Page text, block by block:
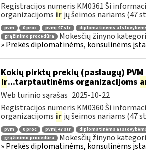
Registracijos numeris KM0361 Ši
organizacijoms ir jų šeimos nariams (47
pvm 0 proc pvmį 47 str diplomatinėms
grąžinimo procedūra
Mokesčių žinyno
» Prekės diplomatinėms, konsulinėms
Kokių pirktų prekių (paslaugų)
ir...tarptautinėms organizacijoms
Web turinio sąrašas 2025-10-22
Registracijos numeris KM0360 Ši
organizacijoms ir jų šeimos nariams (47
pvm 0 proc pvmį 47 str diplomatinėms
grąžinimo procedūra
Mokesčių žinyno
» Prekės diplomatinėms, konsulinėms